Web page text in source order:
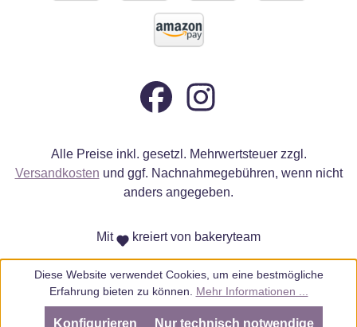
Alle Preise inkl. gesetzl. Mehrwertsteuer zzgl.
Versandkosten und ggf. Nachnahmegebühren, wenn nicht
anders angegeben.
Mit kreiert von bakeryteam
Diese Website verwendet Cookies, um eine bestmögliche
Erfahrung bieten zu können. Mehr Informationen ...
Nur technisch notwendige
Konfigurieren